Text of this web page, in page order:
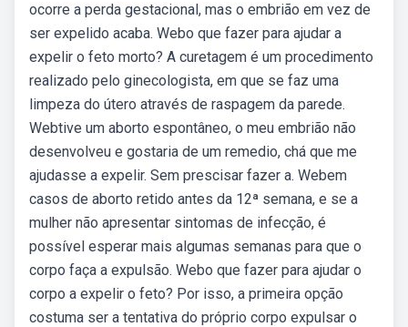
ocorre a perda gestacional, mas o embrião em vez de
ser expelido acaba. Webo que fazer para ajudar a
expelir o feto morto? A curetagem é um procedimento
realizado pelo ginecologista, em que se faz uma
limpeza do útero através de raspagem da parede.
Webtive um aborto espontâneo, o meu embrião não
desenvolveu e gostaria de um remedio, chá que me
ajudasse a expelir. Sem prescisar fazer a. Webem
casos de aborto retido antes da 12ª semana, e se a
mulher não apresentar sintomas de infecção, é
possível esperar mais algumas semanas para que o
corpo faça a expulsão. Webo que fazer para ajudar o
corpo a expelir o feto? Por isso, a primeira opção
costuma ser a tentativa do próprio corpo expulsar o